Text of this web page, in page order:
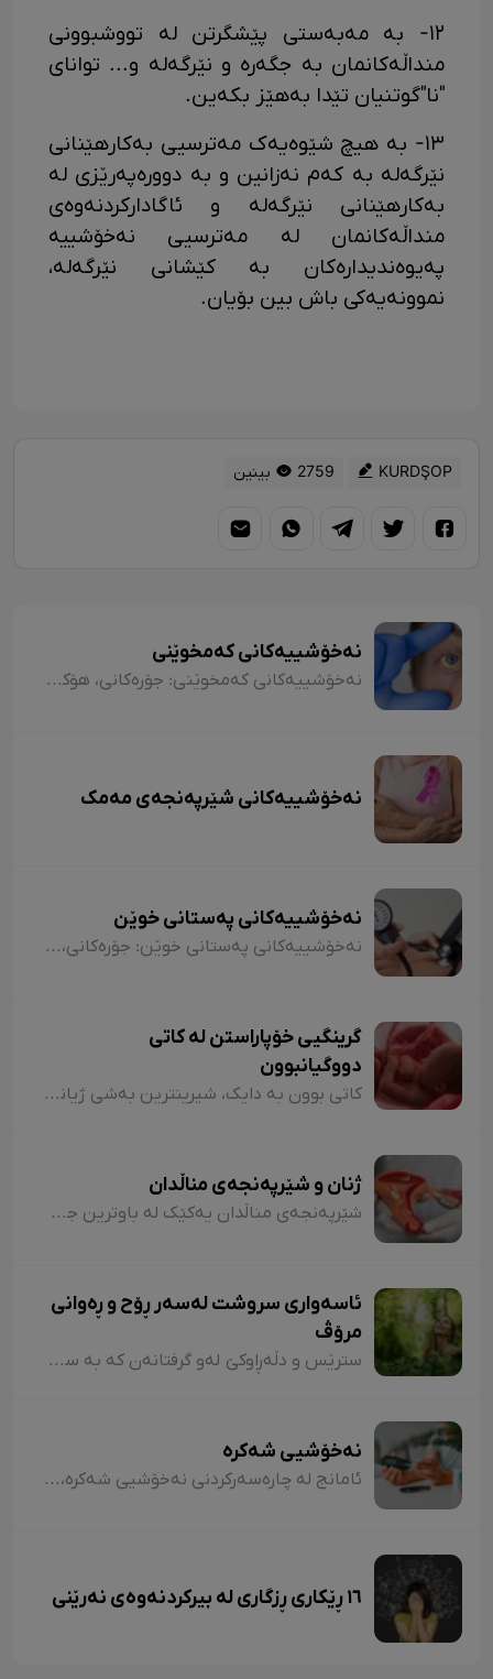
١٢- بە مەبەستی پێشگرتن لە تووشبوونی
منداڵەکانمان بە جگەرە و نێرگەلە و... توانای
"نا"گوتنیان تێدا بەهێز بکەین.
١٣- بە هیچ شێوەیەک مەترسیی بەکارهێنانی
نێرگەلە بە کەم نەزانین و بە دوورەپەرێزی لە
بەکارهێنانی نێرگەلە و ئاگادارکردنەوەی
منداڵەکانمان لە مەترسیی نەخۆشییە
پەیوەندیدارەکان بە کێشانی نێرگەلە،
نموونەیەکی باش بین بۆیان.
KURDŞOP 2759 بینین
نەخۆشییەکانی کەمخوێنی
نەخۆشییەکانی کەمخوێنی: جۆرەکانی، هۆکارەکان، نیشانەکان، شێوازی چارەسەرکردن و کەی پێویستە مرۆڤ بچێتە نەخۆشخانە یان لای پزیشک؟
نەخۆشییەکانی شێرپەنجەی مەمک
نەخۆشییەکانی پەستانی خوێن
نەخۆشییەکانی پەستانی خوێن: جۆرەکانی، هۆکارەکان، نیشانەکان، شێوازی چارەسەرکردن و کەی پێویستە مرۆڤ بچێتە نەخۆشخانە یان بۆ لای پزیشک؟
گرینگیی خۆپاراستن لە کاتی
دووگیانبوون
کاتی بوون بە دایک، شیرینترین بەشی ژیانی هەر ژنێکە. چاوەدێری و ئاگالێبوون لە دەورانی دووگیانبوون، گرینگترین کارێکە کە دایک و کەسانی دەوروبەری دەتوانن بۆ تەندروستیی ئاوەلەمە و کۆرپەڵە بیکەن.
ژنان و شێرپەنجەی مناڵدان
شێرپەنجەی مناڵدان یەکێک لە باوترین جۆرەکانی شێرپەنجەیە لە نێوان ژنان. هەبوونی زانیاری لەبارەی نیشانەکانی ئەم نەخۆشییە و ناسینی خێرای، کاریگەریی زۆری لەسەر چارەسەرکردنەکەی هەیە. خوێنڕێژیی نائاسایی باوترین نیشانەی شێرپەنجەی مناڵدانە.
ئاسەواری سروشت لەسەر ڕۆح و ڕەوانی
مرۆڤ
سترێس و دڵەڕاوکێ لەو گرفتانەن کە بە سانایی دەتوانن هەڕەشە لە سڵامەتی بکەن. گەڕان و پیاسە لە نێو سروشتدا دەتوانێ ئەو گرفتانە بتارێنێ و لەشساغتر بن. توێژینەوەی لێکۆلەران نیشانی داوە ئەو کەسانەی چەند کاتژمێر لە ڕۆژدا لە نێو سروشت یا سەوزاییی پارکەکانی شار تێپەڕ دەکەن، کۆرتیزۆلی لەشیان لە سەتی بیست کەمترە. هۆرمۆنی کۆرتیزۆل" لەش تووشی سترێس دەکا.
نەخۆشیی شەکرە
ئامانج لە چارەسەرکردنی نەخۆشیی شەکرە، گەڕانەوەی شەکری خوێن بۆ ئاستی ئاساییی خۆیە، هەروەها ڕێگریکردن لە پێشکەوتنی ئاستی شەکرە. جگە لەوەش بۆ پاراستنی نەخۆشە لە جەڵتەی دڵ و مێشک. واتە نەخۆشی شەکرە دەبێ ئاستی شەکر لە خوێندا لە ٧٪ بهێڵێتەوە و ڕێژەی شەکرەکەی لەنێوان ١٤٠/٩٠ بێت.
١٦ ڕێکاری ڕزگاری لە بیرکردنەوەی نەرێنی